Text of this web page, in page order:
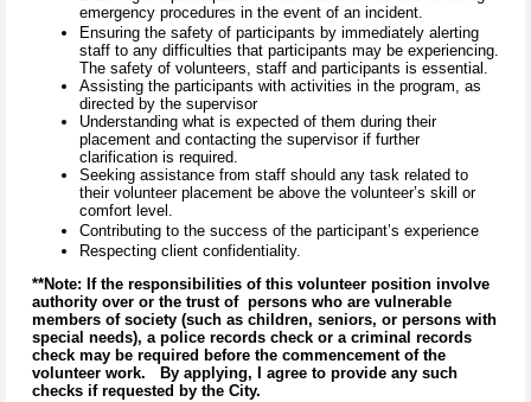
emergency procedures in the event of an incident.
Ensuring the safety of participants by immediately alerting
staff to any difficulties that participants may be experiencing.
The safety of volunteers, staff and participants is essential.
Assisting the participants with activities in the program, as
directed by the supervisor
Understanding what is expected of them during their
placement and contacting the supervisor if further
clarification is required.
Seeking assistance from staff should any task related to
their volunteer placement be above the volunteer’s skill or
comfort level.
Contributing to the success of the participant’s experience
Respecting client confidentiality.
**Note: If the responsibilities of this volunteer position involve
authority over or the trust of persons who are vulnerable
members of society (such as children, seniors, or persons with
special needs), a police records check or a criminal records
check may be required before the commencement of the
volunteer work. By applying, I agree to provide any such
checks if requested by the City.